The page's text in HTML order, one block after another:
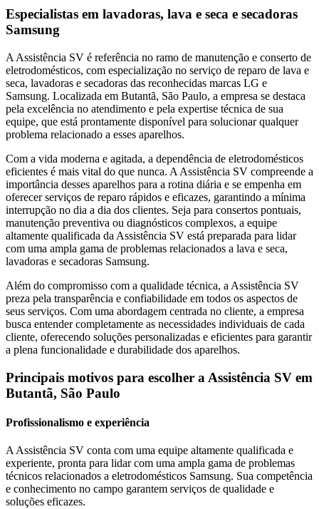
Especialistas em lavadoras, lava e seca e secadoras
Samsung
A Assistência SV é referência no ramo de manutenção e conserto de
eletrodomésticos, com especialização no serviço de reparo de lava e
seca, lavadoras e secadoras das reconhecidas marcas LG e
Samsung. Localizada em Butantã, São Paulo, a empresa se destaca
pela excelência no atendimento e pela expertise técnica de sua
equipe, que está prontamente disponível para solucionar qualquer
problema relacionado a esses aparelhos.
Com a vida moderna e agitada, a dependência de eletrodomésticos
eficientes é mais vital do que nunca. A Assistência SV compreende a
importância desses aparelhos para a rotina diária e se empenha em
oferecer serviços de reparo rápidos e eficazes, garantindo a mínima
interrupção no dia a dia dos clientes. Seja para consertos pontuais,
manutenção preventiva ou diagnósticos complexos, a equipe
altamente qualificada da Assistência SV está preparada para lidar
com uma ampla gama de problemas relacionados a lava e seca,
lavadoras e secadoras Samsung.
Além do compromisso com a qualidade técnica, a Assistência SV
preza pela transparência e confiabilidade em todos os aspectos de
seus serviços. Com uma abordagem centrada no cliente, a empresa
busca entender completamente as necessidades individuais de cada
cliente, oferecendo soluções personalizadas e eficientes para garantir
a plena funcionalidade e durabilidade dos aparelhos.
Principais motivos para escolher a Assistência SV em
Butantã, São Paulo
Profissionalismo e experiência
A Assistência SV conta com uma equipe altamente qualificada e
experiente, pronta para lidar com uma ampla gama de problemas
técnicos relacionados a eletrodomésticos Samsung. Sua competência
e conhecimento no campo garantem serviços de qualidade e
soluções eficazes.